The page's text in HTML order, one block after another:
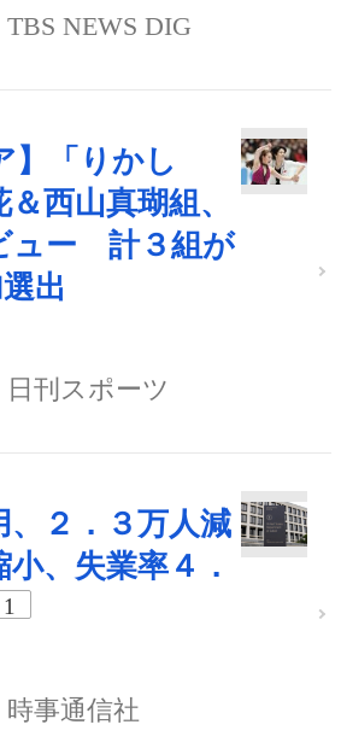
TBS NEWS DIG
】「りかし
西山真瑚組、
ュー 計３組が
出
日刊スポーツ
、２．３万人減
、失業率４．
1
時事通信社